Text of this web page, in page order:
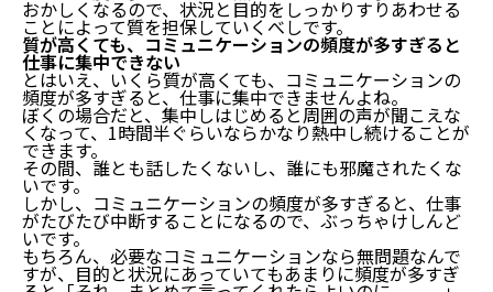
おかしくなるので、状況と目的をしっかりすりあわせる
ことによって質を担保していくべしです。
質が高くても、コミュニケーションの頻度が多すぎると
仕事に集中できない
とはいえ、いくら質が高くても、コミュニケーションの
頻度が多すぎると、仕事に集中できませんよね。
ぼくの場合だと、集中しはじめると周囲の声が聞こえな
くなって、1時間半ぐらいならかなり熱中し続けることが
できます。
その間、誰とも話したくないし、誰にも邪魔されたくな
いです。
しかし、コミュニケーションの頻度が多すぎると、仕事
がたびたび中断することになるので、ぶっちゃけしんど
いです。
もちろん、必要なコミュニケーションなら無問題なんで
すが、目的と状況にあっていてもあまりに頻度が多すぎ
結論：コミュニケーションの頻度は無駄に多すぎて
もダメ、少なすぎてもダメ
無駄に多すぎる例
コミュニケーションの頻度は確保しつつ「質」を高め
るべき
結論：質を高める
具体例で理解する質の意味
質が高くても、コミュニケーションの頻度が多すぎ
ると仕事に集中できない
バランスが大事